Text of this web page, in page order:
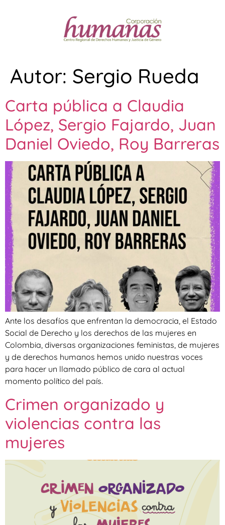
Autor: Sergio Rueda
Carta pública a Claudia
López, Sergio Fajardo, Juan
Daniel Oviedo, Roy Barreras
Ante los desafíos que enfrentan la democracia, el Estado
Social de Derecho y los derechos de las mujeres en
Colombia, diversas organizaciones feministas, de mujeres
y de derechos humanos hemos unido nuestras voces
para hacer un llamado público de cara al actual
momento político del país.
Crimen organizado y
violencias contra las
mujeres